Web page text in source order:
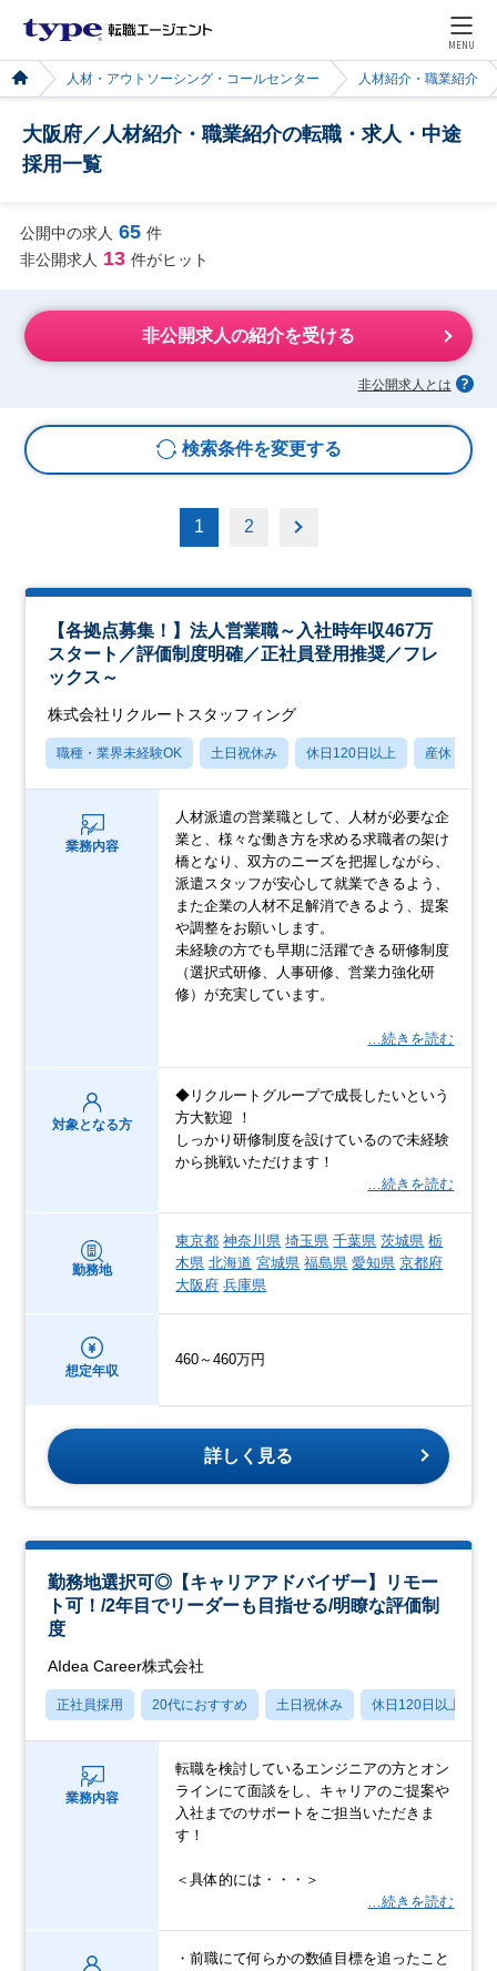
MENU
人材・アウトソーシング・コールセンター 人材紹介・職業紹介
大阪府／人材紹介・職業紹介の転職・求人・中途
採用一覧
公開中の求人 65 件
非公開求人 13 件がヒット
非公開求人の紹介を受ける
非公開求人とは
検索条件を変更する
1 2
【各拠点募集！】法人営業職～入社時年収467万
スタート／評価制度明確／正社員登用推奨／フレ
ックス～
株式会社リクルートスタッフィング
職種・業界未経験OK 土日祝休み 休日120日以上 産休・育休
業務内容
人材派遣の営業職として、人材が必要な企
業と、様々な働き方を求める求職者の架け
橋となり、双方のニーズを把握しながら、
派遣スタッフが安心して就業できるよう、
また企業の人材不足解消できるよう、提案
や調整をお願いします。
未経験の方でも早期に活躍できる研修制度
（選択式研修、人事研修、営業力強化研
修）が充実しています。
…続きを読む
対象となる方
◆リクルートグループで成長したいという
方大歓迎 ！
しっかり研修制度を設けているので未経験
から挑戦いただけます！
…続きを読む
勤務地
東京都 神奈川県 埼玉県 千葉県 茨城県 栃
木県 北海道 宮城県 福島県 愛知県 京都府
大阪府 兵庫県
想定年収
460～460万円
詳しく見る
勤務地選択可◎【キャリアアドバイザー】リモー
ト可！/2年目でリーダーも目指せる/明瞭な評価制
度
AIdea Career株式会社
正社員採用 20代におすすめ 土日祝休み 休日120日以上
業務内容
転職を検討しているエンジニアの方とオン
ラインにて面談をし、キャリアのご提案や
入社までのサポートをご担当いただきま
す！
＜具体的には・・・＞
…続きを読む
・前職にて何らかの数値目標を追ったこと